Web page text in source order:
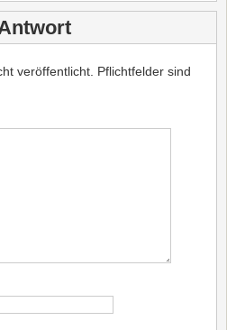
veröffentlicht. Pflichtfelder sind